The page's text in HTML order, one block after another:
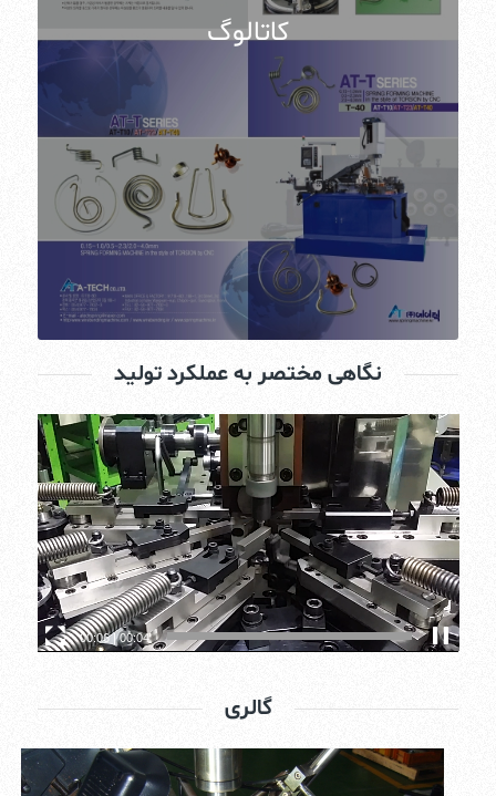
کاتالوگ
نگاهی مختصر به عملکرد تولید
00:06
|
00:06
گالری